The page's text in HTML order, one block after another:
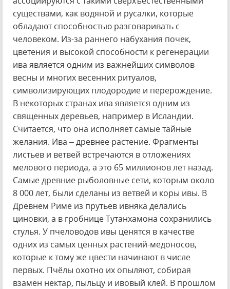
существами, как водяной и русалки, которые
обладают способностью разговаривать с
человеком. Из-за раннего набухания почек,
цветения и высокой способности к регенерации
ива является одним из важнейших символов
весны и многих весенних ритуалов,
символизирующих плодородие и перерождение.
В некоторых странах ива является одним из
священных деревьев, например в Исландии.
Считается, что она исполняет самые тайные
желания. Ива – древнее растение. Фрагменты
листьев и ветвей встречаются в отложениях
мелового периода, а это 65 миллионов лет назад.
Самые древние рыболовные сети, которым около
8 000 лет, были сделаны из ветвей и коры ивы. В
Древнем Риме из прутьев ивняка делались
циновки, а в гробнице Тутанхамона сохранились
стулья. У пчеловодов ивы ценятся в качестве
одних из самых ценных растений-медоносов,
которые к тому же цвести начинают в числе
первых. Пчёлы охотно их опыляют, собирая
взамен нектар, пыльцу и ивовый клей. В прошлом